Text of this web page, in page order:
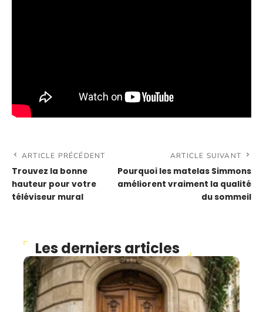
ARTICLE PRÉCÉDENT
Trouvez la bonne
hauteur pour votre
téléviseur mural
ARTICLE SUIVANT
Pourquoi les matelas Simmons
améliorent vraiment la qualité
du sommeil
Les derniers articles